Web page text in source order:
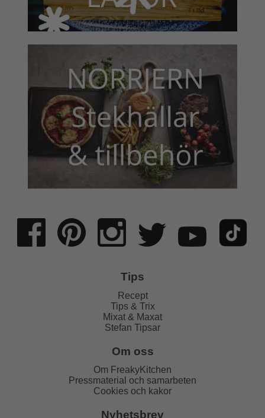
Tips
Recept
Tips & Trix
Mixat & Maxat
Stefan Tipsar
Om oss
Om FreakyKitchen
Pressmaterial och samarbeten
Cookies och kakor
Nyhetsbrev